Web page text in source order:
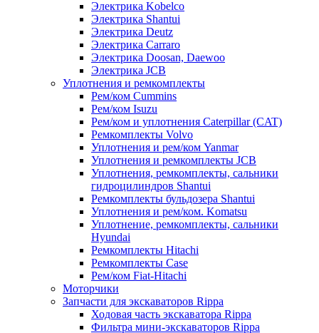
Электрика Kobelco
Электрика Shantui
Электрика Deutz
Электрика Carraro
Электрика Doosan, Daewoo
Электрика JCB
Уплотнения и ремкомплекты
Рем/ком Cummins
Рем/ком Isuzu
Рем/ком и уплотнения Caterpillar (CAT)
Ремкомплекты Volvo
Уплотнения и рем/ком Yanmar
Уплотнения и ремкомплекты JCB
Уплотнения, ремкомплекты, сальники
гидроцилиндров Shantui
Ремкомплекты бульдозера Shantui
Уплотнения и рем/ком. Komatsu
Уплотнение, ремкомплекты, сальники
Hyundai
Ремкомплекты Hitachi
Ремкомплекты Case
Рем/ком Fiat-Hitachi
Моторчики
Запчасти для экскаваторов Rippa
Ходовая часть экскаватора Rippa
Фильтра мини-экскаваторов Rippa